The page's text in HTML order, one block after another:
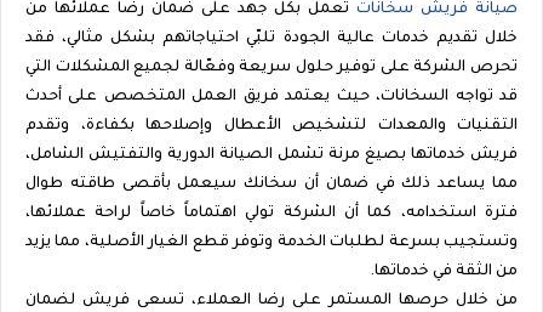
صيانة فريش سخانات تعمل بكل جهد على ضمان رضا عملائها من
خلال تقديم خدمات عالية الجودة تلبّي احتياجاتهم بشكل مثالي، فقد
تحرص الشركة على توفير حلول سريعة وفعّالة لجميع المشكلات التي
قد تواجه السخانات، حيث يعتمد فريق العمل المتخصص على أحدث
التقنيات والمعدات لتشخيص الأعطال وإصلاحها بكفاءة، وتقدم
فريش خدماتها بصيغ مرنة تشمل الصيانة الدورية والتفتيش الشامل،
مما يساعد ذلك في ضمان أن سخانك سيعمل بأقصى طاقته طوال
فترة استخدامه، كما أن الشركة تولي اهتماماً خاصاً لراحة عملائها،
وتستجيب بسرعة لطلبات الخدمة وتوفر قطع الغيار الأصلية، مما يزيد
من الثقة في خدماتها.
من خلال حرصها المستمر على رضا العملاء، تسعى فريش لضمان